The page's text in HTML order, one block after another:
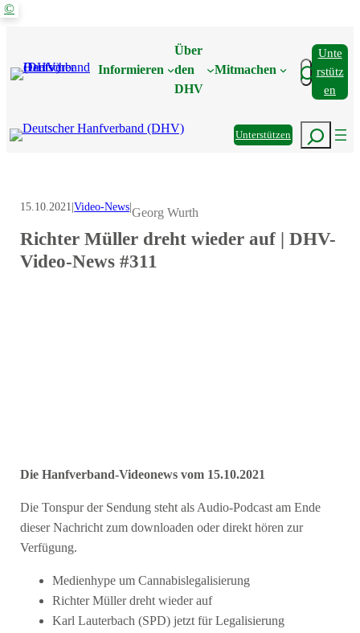
Zum
Informieren
Über
den
DHV
Mitmachen Suchen
Unte
Rstütz
En
UnterstützenSuchen
©
15.10.2021|Video-News|Georg Wurth
Richter Müller dreht wieder auf | DHV-
Video-News #311
Die Hanfverband-Videonews vom 15.10.2021
Die Tonspur der Sendung steht als Audio-Podcast am Ende
dieser Nachricht zum downloaden oder direkt hören zur
Verfügung.
Medienhype um Cannabislegalisierung
Richter Müller dreht wieder auf
Karl Lauterbach (SPD) jetzt für Legalisierung